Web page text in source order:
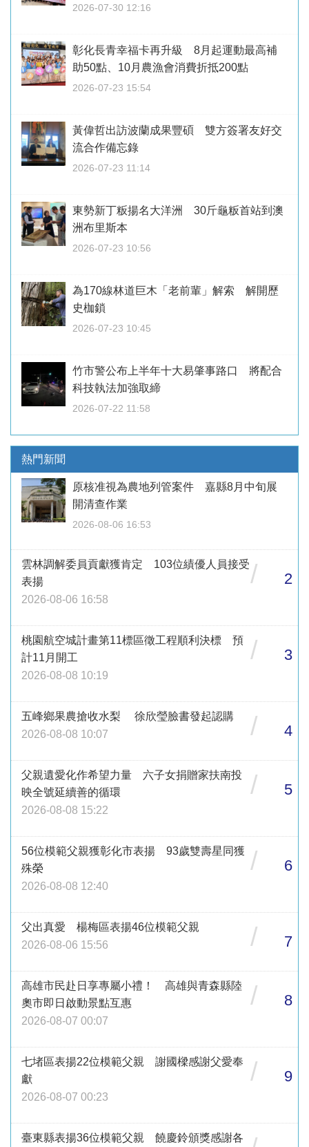
2026-07-30 12:16
彰化長青幸福卡再升級 8月起運動最高補
助50點、10月農漁會消費折抵200點
2026-07-23 15:54
黃偉哲出訪波蘭成果豐碩 雙方簽署友好交
流合作備忘錄
2026-07-23 11:14
東勢新丁粄揚名大洋洲 30斤龜粄首站到澳
洲布里斯本
2026-07-23 10:56
為170線林道巨木「老前輩」解索 解開歷
史枷鎖
2026-07-23 10:45
竹市警公布上半年十大易肇事路口 將配合
科技執法加強取締
2026-07-22 11:58
熱門新聞
原核准視為農地列管案件 嘉縣8月中旬展
開清查作業
2026-08-06 16:53
雲林調解委員貢獻獲肯定 103位績優人員接受
表揚
2026-08-06 16:58
/ 2
桃園航空城計畫第11標區徵工程順利決標 預
計11月開工
2026-08-08 10:19
/ 3
五峰鄉果農搶收水梨 徐欣瑩臉書發起認購
2026-08-08 10:07
/ 4
父親遺愛化作希望力量 六子女捐贈家扶南投
映全號延續善的循環
2026-08-08 15:22
/ 5
56位模範父親獲彰化市表揚 93歲雙壽星同獲
殊榮
2026-08-08 12:40
/ 6
父出真愛 楊梅區表揚46位模範父親
2026-08-06 15:56
/ 7
高雄市民赴日享專屬小禮！ 高雄與青森縣陸
奧市即日啟動景點互惠
2026-08-07 00:07
/ 8
七堵區表揚22位模範父親 謝國樑感謝父愛奉
獻
2026-08-07 00:23
/ 9
臺東縣表揚36位模範父親 饒慶鈴頒獎感謝各